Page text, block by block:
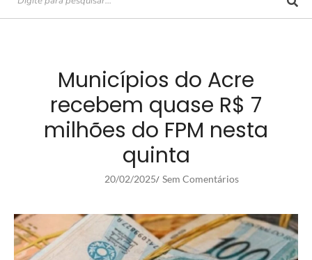
Municípios do Acre
recebem quase R$ 7
milhões do FPM nesta
quinta
20/02/2025/ Sem Comentários